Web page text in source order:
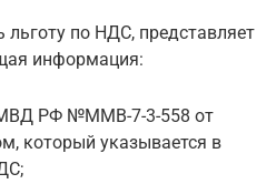
по НДС, представляет
информация:
РФ №ММВ-7-3-558 от
который указывается в